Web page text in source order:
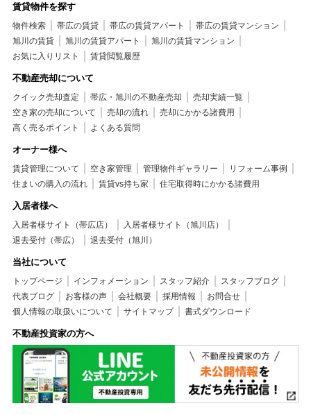
賃貸物件を探す
物件検索 帯広の賃貸 帯広の賃貸アパート
帯広の賃貸マンション
旭川の賃貸
旭川の賃貸アパート
旭川の賃貸マンション
お気に入りリスト
賃貸閲覧履歴
不動産売却について
クイック売却査定 帯広・旭川の不動産売却
売却実績一覧
空き家の売却について
売却の流れ
売却にかかる諸費用
高く売るポイント
よくある質問
オーナー様へ
賃貸管理について 空き家管理 管理物件ギャラリー
リフォーム事例
住まいの購入の流れ
賃貸vs持ち家 住宅取得時にかかる諸費用
入居者様へ
入居者様サイト（帯広店）
入居者様サイト（旭川店）
退去受付（帯広）
退去受付（旭川）
当社について
トップページ インフォメーション スタッフ紹介
スタッフブログ
代表ブログ
お客様の声 会社概要 採用情報
お問合せ
個人情報の取扱いについて
サイトマップ 書式ダウンロード
不動産投資家の方へ